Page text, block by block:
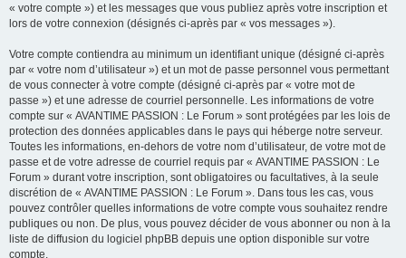
« votre compte ») et les messages que vous publiez après votre inscription et
lors de votre connexion (désignés ci-après par « vos messages »).
Votre compte contiendra au minimum un identifiant unique (désigné ci-après
par « votre nom d’utilisateur ») et un mot de passe personnel vous permettant
de vous connecter à votre compte (désigné ci-après par « votre mot de
passe ») et une adresse de courriel personnelle. Les informations de votre
compte sur « AVANTIME PASSION : Le Forum » sont protégées par les lois de
protection des données applicables dans le pays qui héberge notre serveur.
Toutes les informations, en-dehors de votre nom d’utilisateur, de votre mot de
passe et de votre adresse de courriel requis par « AVANTIME PASSION : Le
Forum » durant votre inscription, sont obligatoires ou facultatives, à la seule
discrétion de « AVANTIME PASSION : Le Forum ». Dans tous les cas, vous
pouvez contrôler quelles informations de votre compte vous souhaitez rendre
publiques ou non. De plus, vous pouvez décider de vous abonner ou non à la
liste de diffusion du logiciel phpBB depuis une option disponible sur votre
compte.